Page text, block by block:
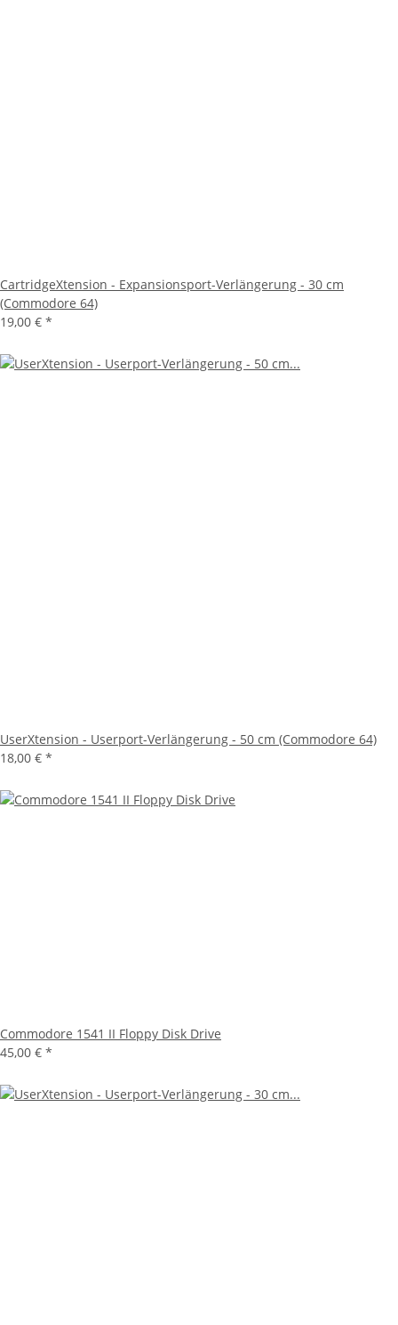
CartridgeXtension - Expansionsport-Verlängerung - 30 cm
(Commodore 64)
19,00 € *
UserXtension - Userport-Verlängerung - 50 cm (Commodore 64)
18,00 € *
Commodore 1541 II Floppy Disk Drive
45,00 € *